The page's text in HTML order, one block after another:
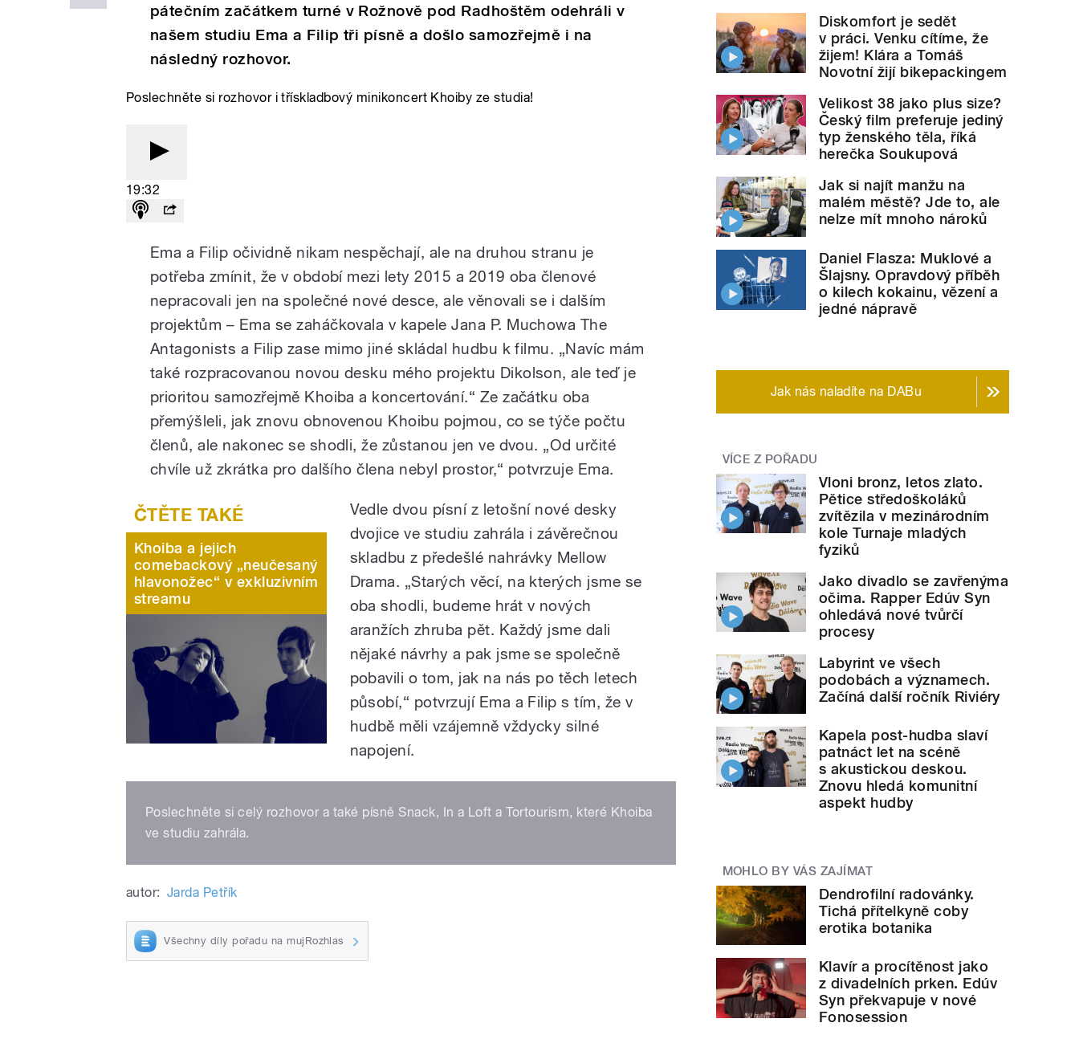
pátečním začátkem turné v Rožnově pod Radhoštěm odehráli v
našem studiu Ema a Filip tři písně a došlo samozřejmě i na
následný rozhovor.
Poslechněte si rozhovor i třískladbový minikoncert Khoiby ze studia!
19:32
Ema a Filip očividně nikam nespěchají, ale na druhou stranu je
potřeba zmínit, že v období mezi lety 2015 a 2019 oba členové
nepracovali jen na společné nové desce, ale věnovali se i dalším
projektům – Ema se zaháčkovala v kapele Jana P. Muchowa The
Antagonists a Filip zase mimo jiné skládal hudbu k filmu. „Navíc mám
také rozpracovanou novou desku mého projektu Dikolson, ale teď je
prioritou samozřejmě Khoiba a koncertování.“ Ze začátku oba
přemýšleli, jak znovu obnovenou Khoibu pojmou, co se týče počtu
členů, ale nakonec se shodli, že zůstanou jen ve dvou. „Od určité
chvíle už zkrátka pro dalšího člena nebyl prostor,“ potvrzuje Ema.
Khoiba a jejich
comebackový „neučesaný
hlavonožec“ v exkluzivním
streamu
Vedle dvou písní z letošní nové desky
dvojice ve studiu zahrála i závěrečnou
skladbu z předešlé nahrávky Mellow
Drama. „Starých věcí, na kterých jsme se
oba shodli, budeme hrát v nových
aranžích zhruba pět. Každý jsme dali
nějaké návrhy a pak jsme se společně
pobavili o tom, jak na nás po těch letech
působí,“ potvrzují Ema a Filip s tím, že v
hudbě měli vzájemně vždycky silné
napojení.
Poslechněte si celý rozhovor a také písně Snack, In a Loft a Tortourism, které Khoiba
ve studiu zahrála.
autor: Jarda Petřík
Všechny díly pořadu na mujRozhlas
Diskomfort je sedět
v práci. Venku cítíme, že
žijem! Klára a Tomáš
Novotní žijí bikepackingem
Velikost 38 jako plus size?
Český film preferuje jediný
typ ženského těla, říká
herečka Soukupová
Jak si najít manžu na
malém městě? Jde to, ale
nelze mít mnoho nároků
Daniel Flasza: Muklové a
Šlajsny. Opravdový příběh
o kilech kokainu, vězení a
jedné nápravě
Jak nás naladíte na DABu
VÍCE Z POŘADU
Vloni bronz, letos zlato.
Pětice středoškoláků
zvítězila v mezinárodním
kole Turnaje mladých
fyziků
Jako divadlo se zavřenýma
očima. Rapper Edúv Syn
ohledává nové tvůrčí
procesy
Labyrint ve všech
podobách a významech.
Začíná další ročník Riviéry
Kapela post-hudba slaví
patnáct let na scéně
s akustickou deskou.
Znovu hledá komunitní
aspekt hudby
MOHLO BY VÁS ZAJÍMAT
Dendrofilní radovánky.
Tichá přítelkyně coby
erotika botanika
Klavír a procítěnost jako
z divadelních prken. Edúv
Syn překvapuje v nové
Fonosession